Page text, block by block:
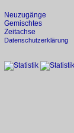
Neuzugänge
Gemischtes
Zeitachse
Datenschutzerklärung